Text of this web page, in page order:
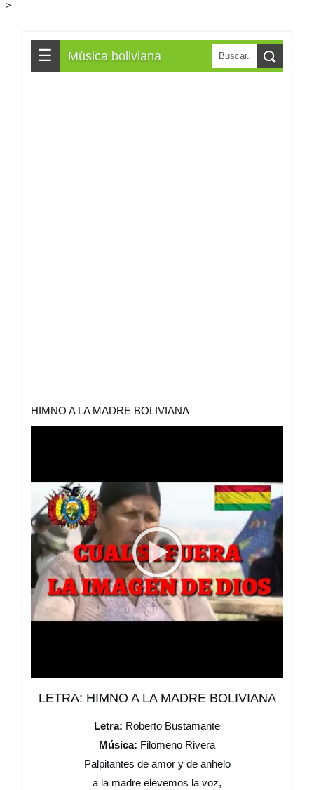
-->
☰ Música boliviana
HIMNO A LA MADRE BOLIVIANA
LETRA: HIMNO A LA MADRE BOLIVIANA
Letra: Roberto Bustamante
Música: Filomeno Rivera
Palpitantes de amor y de anhelo
a la madre elevemos la voz,